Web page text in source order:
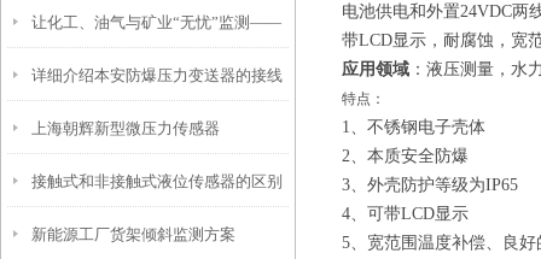
条款
让化工、油气与矿业“无忧”监测——
PT124B-281系列防爆压力变送器
详细介绍本安防爆压力变送器的接线
方法
上海朝辉新型微压力传感器
接触式和非接触式液位传感器的区别
新能源工厂货架倾斜监测方案
电池供电和外置24VDC两
带LCD显示，耐腐蚀，宽
应用领域 ：液压测量，水
特点：
1、不锈钢电子壳体
2、 本质安全防爆
3、外壳防护等级为IP65
4、可带LCD显示
5、 宽范围温度补偿、良好